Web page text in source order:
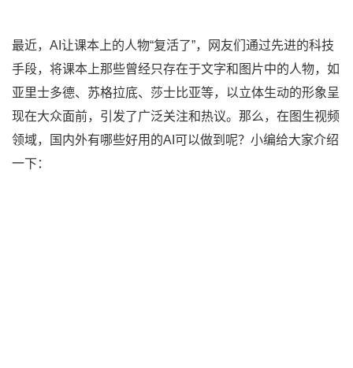
最近，AI让课本上的人物“复活了”，网友们通过先进的科技
手段，将课本上那些曾经只存在于文字和图片中的人物，如
亚里士多德、苏格拉底、莎士比亚等，以立体生动的形象呈
现在大众面前，引发了广泛关注和热议。那么，在图生视频
领域，国内外有哪些好用的AI可以做到呢？小编给大家介绍
一下：